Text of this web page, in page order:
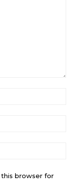
this browser for